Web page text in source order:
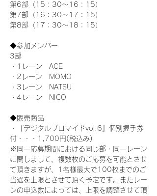
第6部（15：30～16：15）
第7部（16：30～17：15）
第8部（17：30～18：15）
◆参加メンバー
3部
・1レーン　ACE
・2レーン　MOMO
・3レーン　NATSU
・4レーン　NICO
◆販売商品
・『デジタルブロマイドvol.6』個別握手券
付・・・1,700円(税込み)
※同一応募期間における同じ部・同一レーン
に関しまして、複数枚のご応募を可能とさせ
て頂きますが、1名様最大で100枚までのご
当選を上限とさせて頂く予定です。またレー
ンの申込数によっては、上限を調整させて頂